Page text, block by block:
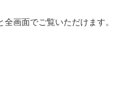
画面でご覧いただけます。